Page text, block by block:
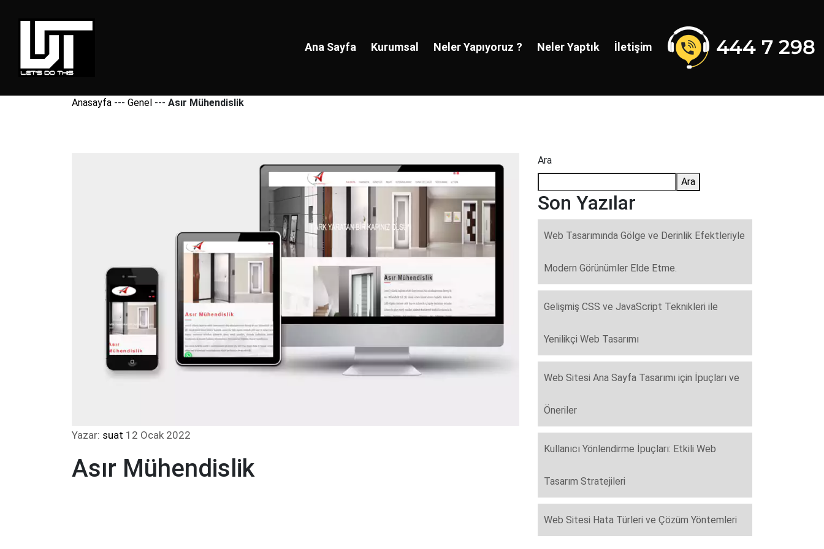
Ana Sayfa Kurumsal Neler Yapıyoruz ? Neler Yaptık İletişim
Anasayfa --- Genel --- Asır Mühendislik
Yazar: suat 12 Ocak 2022
Asır Mühendislik
Ara
Ara
Son Yazılar
Web Tasarımında Gölge ve Derinlik Efektleriyle
Modern Görünümler Elde Etme.
Gelişmiş CSS ve JavaScript Teknikleri ile
Yenilikçi Web Tasarımı
Web Sitesi Ana Sayfa Tasarımı için İpuçları ve
Öneriler
Kullanıcı Yönlendirme İpuçları: Etkili Web
Tasarım Stratejileri
Web Sitesi Hata Türleri ve Çözüm Yöntemleri